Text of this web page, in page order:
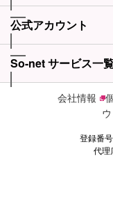
公式アカウント
So-net サービス一
会社情報
登録番
代理